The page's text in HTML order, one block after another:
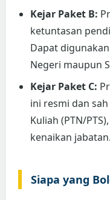
Kejar Paket B:
ketuntasan
Dapat
Negeri maupun
Kejar Paket C:
ini resmi dan
Kuliah (PTN/
kenaikan jabatan.
Siapa yang